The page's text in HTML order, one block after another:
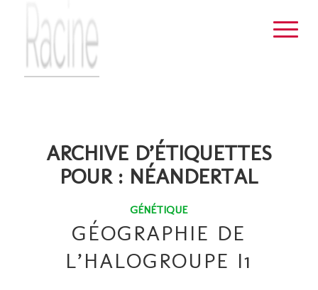
ARCHIVE D’ÉTIQUETTES
POUR : NÉANDERTAL
GÉNÉTIQUE
GÉOGRAPHIE DE
L’HALOGROUPE I1